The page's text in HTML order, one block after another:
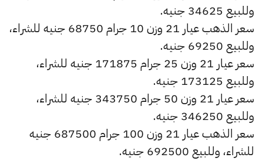
وللبيع 34625 جنيه.
سعر الذهب عيار 21 وزن 10 جرام 68750 جنيه للشراء،
وللبيع 69250 جنيه.
سعر عيار 21 وزن 25 جرام 171875 جنيه للشراء،
وللبيع 173125 جنيه.
سعر عيار 21 وزن 50 جرام 343750 جنيه للشراء،
وللبيع 346250 جنيه.
سعر الذهب عيار 21 وزن 100 جرام 687500 جنيه
للشراء، وللبيع 692500 جنيه.